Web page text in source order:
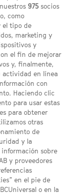
975 socios
como
el tipo de
marketing y
y
el fin de mejorar
y, finalmente,
actividad en línea
con
Haciendo clic
para usar estas
para obtener
otras
de
y la
sobre
y proveedores
en el pie de
o en la